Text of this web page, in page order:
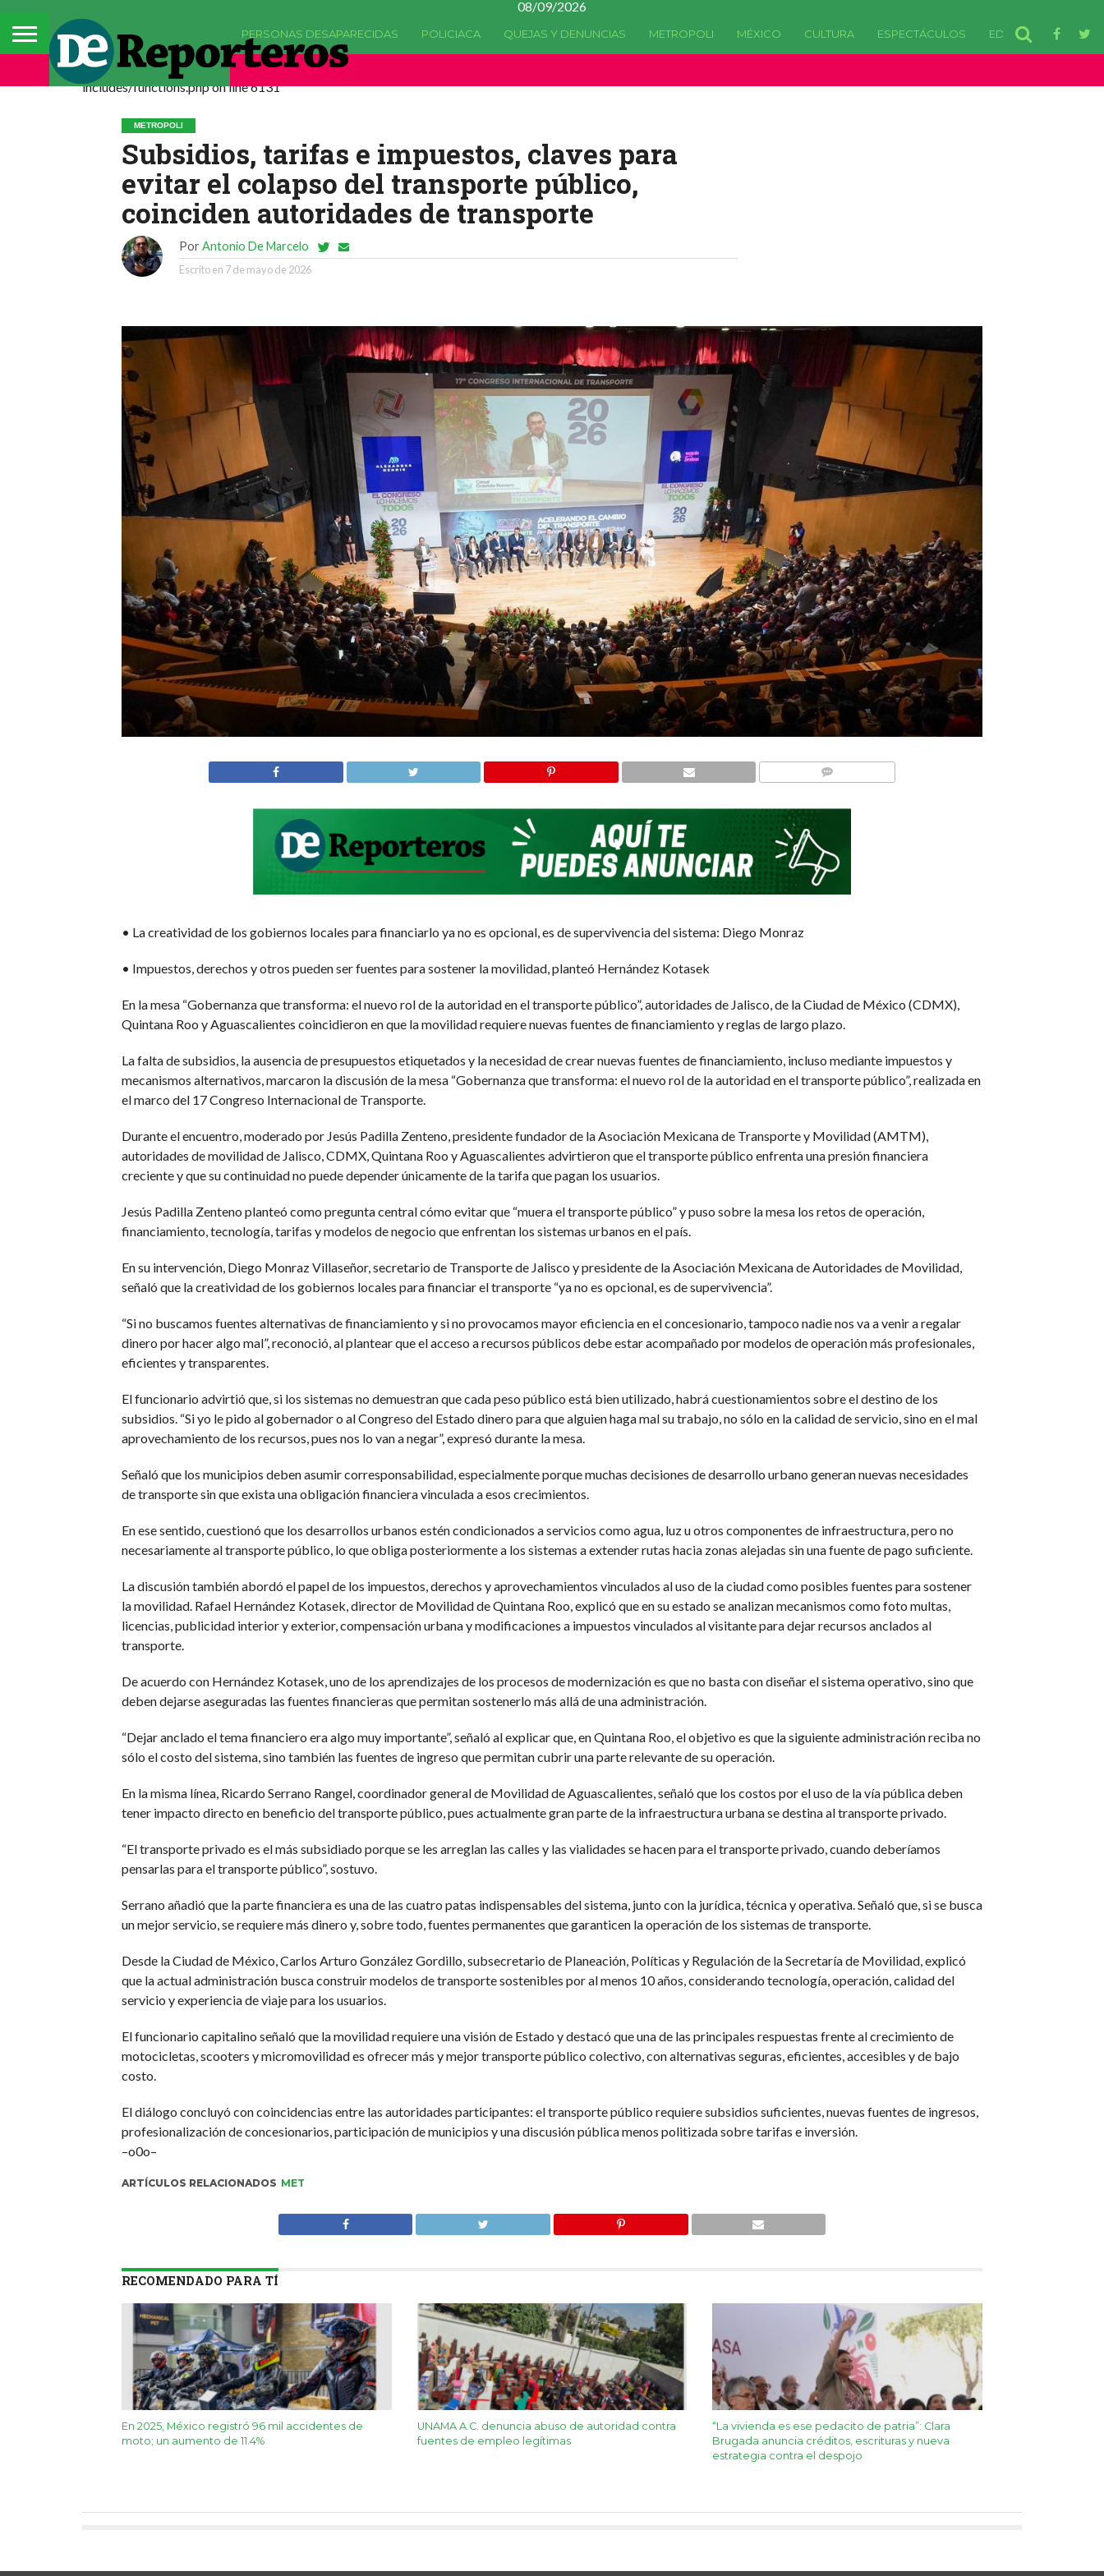
08/09/2026
PERSONAS DESAPARECIDAS POLICIACA QUEJAS Y DENUNCIAS METROPOLI MÉXICO CULTURA ESPECTÁCULOS EDOMEX
Deprecated: La función comments_popup_script ha quedado
includes/functions.php on line 6131
METROPOLI
Subsidios, tarifas e impuestos, claves para
evitar el colapso del transporte público,
coinciden autoridades de transporte
Por Antonio De Marcelo
Escrito en 7 de mayo de 2026
• La creatividad de los gobiernos locales para financiarlo ya no es opcional, es de supervivencia del sistema: Diego Monraz
• Impuestos, derechos y otros pueden ser fuentes para sostener la movilidad, planteó Hernández Kotasek
En la mesa “Gobernanza que transforma: el nuevo rol de la autoridad en el transporte público”, autoridades de Jalisco, de la Ciudad de México (CDMX),
Quintana Roo y Aguascalientes coincidieron en que la movilidad requiere nuevas fuentes de financiamiento y reglas de largo plazo.
La falta de subsidios, la ausencia de presupuestos etiquetados y la necesidad de crear nuevas fuentes de financiamiento, incluso mediante impuestos y
mecanismos alternativos, marcaron la discusión de la mesa “Gobernanza que transforma: el nuevo rol de la autoridad en el transporte público”, realizada en
el marco del 17 Congreso Internacional de Transporte.
Durante el encuentro, moderado por Jesús Padilla Zenteno, presidente fundador de la Asociación Mexicana de Transporte y Movilidad (AMTM),
autoridades de movilidad de Jalisco, CDMX, Quintana Roo y Aguascalientes advirtieron que el transporte público enfrenta una presión financiera
creciente y que su continuidad no puede depender únicamente de la tarifa que pagan los usuarios.
Jesús Padilla Zenteno planteó como pregunta central cómo evitar que “muera el transporte público” y puso sobre la mesa los retos de operación,
financiamiento, tecnología, tarifas y modelos de negocio que enfrentan los sistemas urbanos en el país.
En su intervención, Diego Monraz Villaseñor, secretario de Transporte de Jalisco y presidente de la Asociación Mexicana de Autoridades de Movilidad,
señaló que la creatividad de los gobiernos locales para financiar el transporte “ya no es opcional, es de supervivencia”.
“Si no buscamos fuentes alternativas de financiamiento y si no provocamos mayor eficiencia en el concesionario, tampoco nadie nos va a venir a regalar
dinero por hacer algo mal”, reconoció, al plantear que el acceso a recursos públicos debe estar acompañado por modelos de operación más profesionales,
eficientes y transparentes.
El funcionario advirtió que, si los sistemas no demuestran que cada peso público está bien utilizado, habrá cuestionamientos sobre el destino de los
subsidios. “Si yo le pido al gobernador o al Congreso del Estado dinero para que alguien haga mal su trabajo, no sólo en la calidad de servicio, sino en el mal
aprovechamiento de los recursos, pues nos lo van a negar”, expresó durante la mesa.
Señaló que los municipios deben asumir corresponsabilidad, especialmente porque muchas decisiones de desarrollo urbano generan nuevas necesidades
de transporte sin que exista una obligación financiera vinculada a esos crecimientos.
En ese sentido, cuestionó que los desarrollos urbanos estén condicionados a servicios como agua, luz u otros componentes de infraestructura, pero no
necesariamente al transporte público, lo que obliga posteriormente a los sistemas a extender rutas hacia zonas alejadas sin una fuente de pago suficiente.
La discusión también abordó el papel de los impuestos, derechos y aprovechamientos vinculados al uso de la ciudad como posibles fuentes para sostener
la movilidad. Rafael Hernández Kotasek, director de Movilidad de Quintana Roo, explicó que en su estado se analizan mecanismos como foto multas,
licencias, publicidad interior y exterior, compensación urbana y modificaciones a impuestos vinculados al visitante para dejar recursos anclados al
transporte.
De acuerdo con Hernández Kotasek, uno de los aprendizajes de los procesos de modernización es que no basta con diseñar el sistema operativo, sino que
deben dejarse aseguradas las fuentes financieras que permitan sostenerlo más allá de una administración.
“Dejar anclado el tema financiero era algo muy importante”, señaló al explicar que, en Quintana Roo, el objetivo es que la siguiente administración reciba no
sólo el costo del sistema, sino también las fuentes de ingreso que permitan cubrir una parte relevante de su operación.
En la misma línea, Ricardo Serrano Rangel, coordinador general de Movilidad de Aguascalientes, señaló que los costos por el uso de la vía pública deben
tener impacto directo en beneficio del transporte público, pues actualmente gran parte de la infraestructura urbana se destina al transporte privado.
“El transporte privado es el más subsidiado porque se les arreglan las calles y las vialidades se hacen para el transporte privado, cuando deberíamos
pensarlas para el transporte público”, sostuvo.
Serrano añadió que la parte financiera es una de las cuatro patas indispensables del sistema, junto con la jurídica, técnica y operativa. Señaló que, si se busca
un mejor servicio, se requiere más dinero y, sobre todo, fuentes permanentes que garanticen la operación de los sistemas de transporte.
Desde la Ciudad de México, Carlos Arturo González Gordillo, subsecretario de Planeación, Políticas y Regulación de la Secretaría de Movilidad, explicó
que la actual administración busca construir modelos de transporte sostenibles por al menos 10 años, considerando tecnología, operación, calidad del
servicio y experiencia de viaje para los usuarios.
El funcionario capitalino señaló que la movilidad requiere una visión de Estado y destacó que una de las principales respuestas frente al crecimiento de
motocicletas, scooters y micromovilidad es ofrecer más y mejor transporte público colectivo, con alternativas seguras, eficientes, accesibles y de bajo
costo.
El diálogo concluyó con coincidencias entre las autoridades participantes: el transporte público requiere subsidios suficientes, nuevas fuentes de ingresos,
profesionalización de concesionarios, participación de municipios y una discusión pública menos politizada sobre tarifas e inversión.
–o0o–
ARTÍCULOS RELACIONADOS MET
RECOMENDADO PARA TÍ
En 2025, México registró 96 mil accidentes de
moto; un aumento de 11.4%
UNAMA A.C. denuncia abuso de autoridad contra
fuentes de empleo legítimas
“La vivienda es ese pedacito de patria”: Clara
Brugada anuncia créditos, escrituras y nueva
estrategia contra el despojo